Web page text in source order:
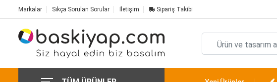
Markalar Sıkça Sorulan Sorular İletişim Sipariş Takibi